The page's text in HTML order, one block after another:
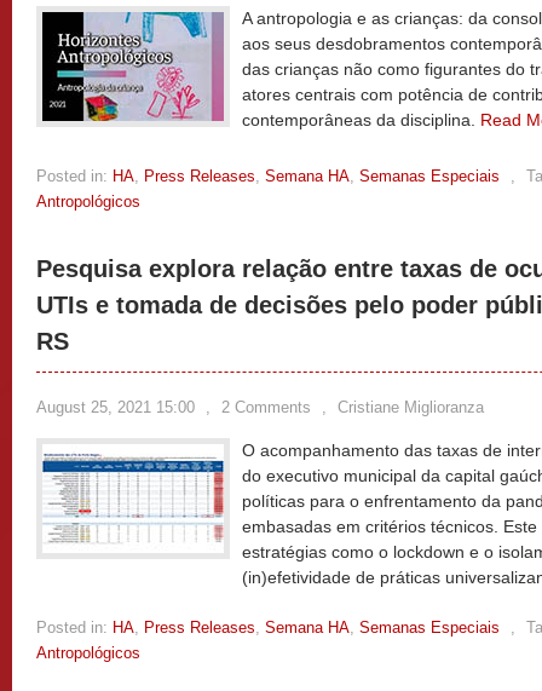
A antropologia e as crianças: da
aos seus desdobramentos
das crianças não como figurantes do
atores centrais com potência de
contemporâneas da disciplina. Read
Posted in: HA, Press Releases, Semana HA, Semanas Especiais ,
Antropológicos
Pesquisa explora relação entre taxas de
UTIs e tomada de decisões pelo poder
RS
August 25, 2021 15:00 , 2 Comments , Cristiane Miglioranza
O acompanhamento das taxas de
do executivo municipal da capital
políticas para o enfrentamento da
embasadas em critérios técnicos.
estratégias como o lockdown e o
(in)efetividade de práticas
Posted in: HA, Press Releases, Semana HA, Semanas Especiais ,
Antropológicos